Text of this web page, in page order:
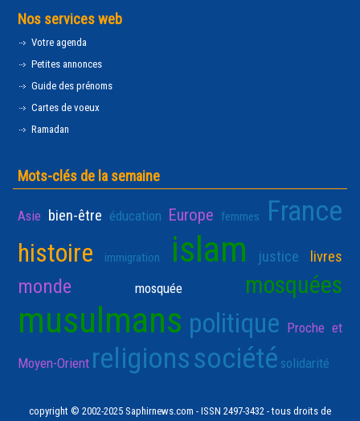
Nos services web
Votre agenda
Petites annonces
Guide des prénoms
Cartes de voeux
Ramadan
Mots-clés de la semaine
Asie bien-être éducation Europe femmes France
histoire immigration islam justice livres
monde mosquée mosquées
musulmans politique Proche et
Moyen-Orient religionssociété solidarité
copyright © 2002-2025 Saphirnews.com - ISSN 2497-3432 - tous droits de